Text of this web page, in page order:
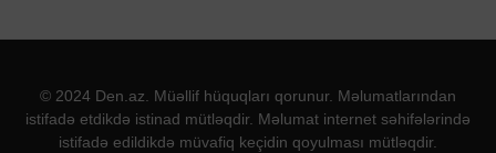
© 2024 Den.az. Müəllif hüquqları qorunur. Məlumatlarından
istifadə etdikdə istinad mütləqdir. Məlumat internet səhifələrində
istifadə edildikdə müvafiq keçidin qoyulması mütləqdir.